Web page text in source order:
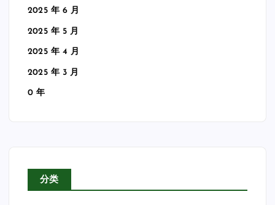
2025 年 6 月
2025 年 5 月
2025 年 4 月
2025 年 3 月
0 年
分类